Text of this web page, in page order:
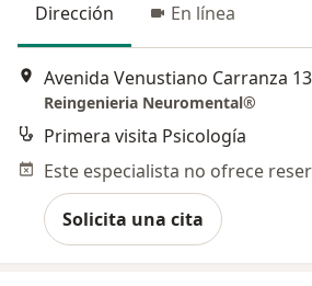
Dirección En línea
Reingenieria Neuromental®
Primera visita Psicología
Solicita una cita